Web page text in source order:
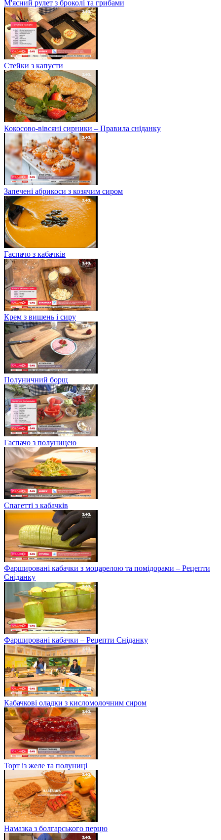
М'ясний рулет з броколі та грибами
Стейки з капусти
Кокосово-вівсяні сирники – Правила сніданку
Запечені абрикоси з козячим сиром
Гаспачо з кабачків
Крем з вишень і сиру
Полуничний борщ
Гаспачо з полуницею
Спагетті з кабачків
Фаршировані кабачки з моцарелою та помідорами – Рецепти
Сніданку
Фаршировані кабачки – Рецепти Сніданку
Кабачкові оладки з кисломолочним сиром
Торт із желе та полуниці
Намазка з болгарського перцю